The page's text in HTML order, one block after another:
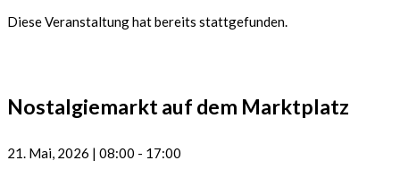
Diese Veranstaltung hat bereits stattgefunden.
Nostalgiemarkt auf dem Marktplatz
21. Mai, 2026 | 08:00 - 17:00